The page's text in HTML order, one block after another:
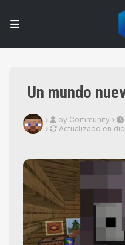
Un mundo
by Community
Actualizado en